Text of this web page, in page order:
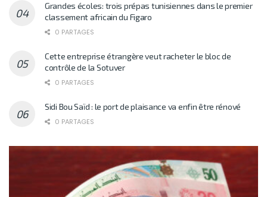
Grandes écoles: trois prépas tunisiennes dans le premier
classement africain du Figaro
0 PARTAGES
Cette entreprise étrangère veut racheter le bloc de
contrôle de la Sotuver
0 PARTAGES
Sidi Bou Saïd : le port de plaisance va enfin être rénové
0 PARTAGES